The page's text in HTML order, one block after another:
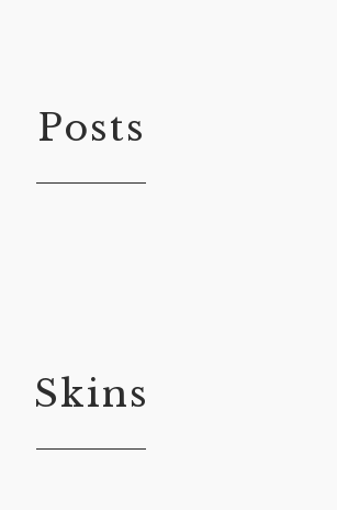
Posts
Skins